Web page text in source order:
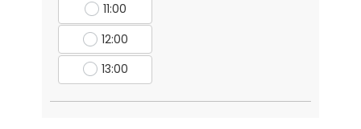
11:00
12:00
13:00